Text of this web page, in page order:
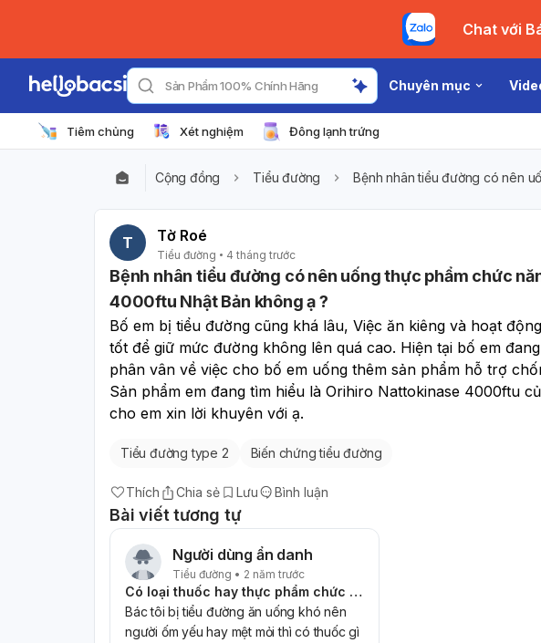
Sản Phẩm 100% Chính Hãng Chuyên mục
Tiêm chủng Xét nghiệm Đông lạnh trứng
Cộng đồng Tiểu đường Bệnh nhân tiểu đường có nên
T Tờ Roé
Tiểu đường 4 tháng trước
Bệnh nhân tiểu đường có nên uống thực phẩm chức
4000ftu Nhật Bản không ạ ?
Bố em bị tiểu đường cũng khá lâu, Việc ăn kiêng và hoạt
tốt để giữ mức đường không lên quá cao. Hiện tại bố em
phân vân về việc cho bố em uống thêm sản phẩm hỗ trợ
Sản phẩm em đang tìm hiểu là Orihiro Nattokinase 4000ftu
cho em xin lời khuyên với ạ.
Tiểu đường type 2 Biến chứng tiểu đường
Thích Chia sẻ Lưu Bình luận
Bài viết tương tự
Người dùng ẩn danh
Tiểu đường • 2 năm trước
Có loại thuốc hay thực phẩm chức năng nào tốt cho người tiểu đường?
Bác tôi bị tiểu đường ăn uống khó nên
người ốm yếu hay mệt mỏi thì có thuốc gì